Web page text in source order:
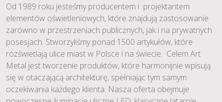
Od 1989 roku jesteśmy producentem i projektantem
elementów oświetleniowych, które znajdują zastosowanie
zarówno w przestrzeniach publicznych, jak i na prywatnych
posesjach. Stworzyliśmy ponad 1500 artykułów, które
rozświetlają ulice miast w Polsce i na świecie. Celem Art
Metal jest tworzenie produktów, które harmonijnie wpisują
się w otaczającą architekturę, spełniając tym samym
oczekiwania każdego klienta. Nasza oferta obejmuje